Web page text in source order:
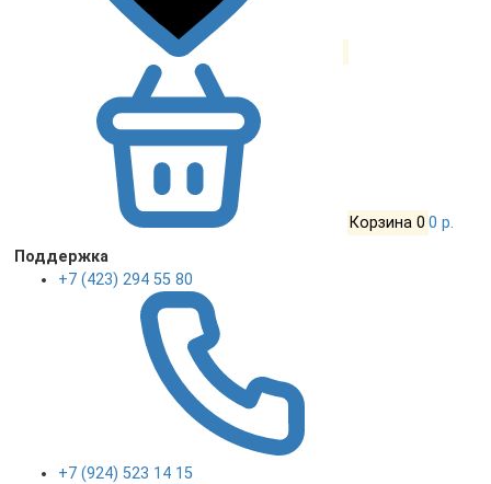
Корзина 0 0 р.
Поддержка
+7 (423) 294 55 80
+7 (924) 523 14 15